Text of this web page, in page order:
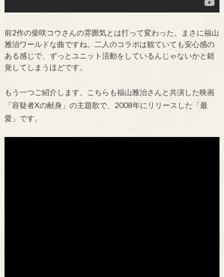
前2作の柴咲コウさんの雰囲気とは打って変わった、まさに福山
雅治ワールドな曲ですね。二人のコラボは観ていても安心感の
ある感じで、ずっとユニット活動をしているんじゃないかと錯
覚してしまうほどです。
もう一つご紹介します。こちらも福山雅治さんと共演した映画
「容疑者Xの献身」の主題歌で、2008年にリリースした「最
愛」です。